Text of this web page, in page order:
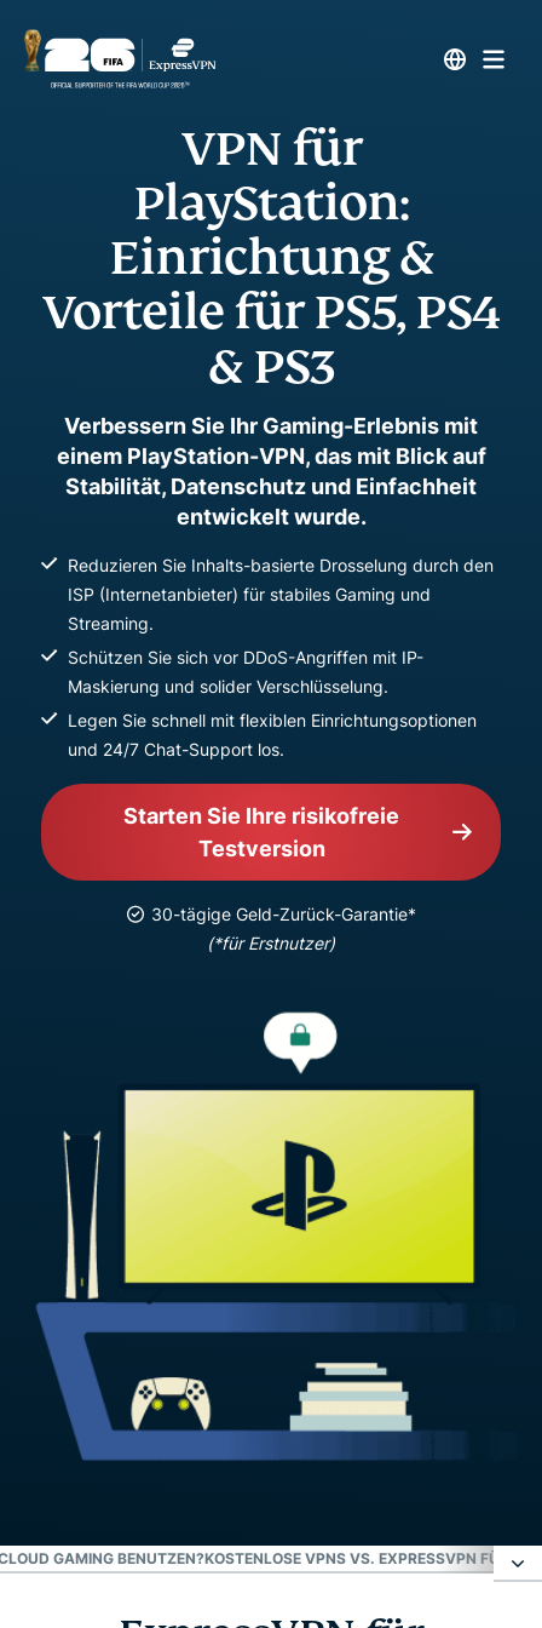
VPN für
PlayStation:
Einrichtung &
Vorteile für PS5, PS4
& PS3
Verbessern Sie Ihr Gaming-Erlebnis mit
einem PlayStation-VPN, das mit Blick auf
Stabilität, Datenschutz und Einfachheit
entwickelt wurde.
Reduzieren Sie Inhalts-basierte Drosselung durch den
ISP (Internetanbieter) für stabiles Gaming und
Streaming.
Schützen Sie sich vor DDoS-Angriffen mit IP-
Maskierung und solider Verschlüsselung.
Legen Sie schnell mit flexiblen Einrichtungsoptionen
und 24/7 Chat-Support los.
Starten Sie Ihre risikofreie
Testversion
30-tägige Geld-Zurück-Garantie*
(*für Erstnutzer)
GAMING BENUTZEN?KOSTENLOSE VPNS VS. EXPRESSVPN FÜR